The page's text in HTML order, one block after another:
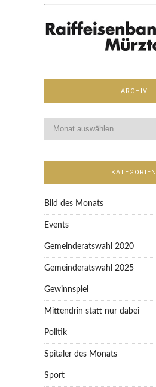
ARCHIV
KATEGORIEN
Bild des Monats
Events
Gemeinderatswahl 2020
Gemeinderatswahl 2025
Gewinnspiel
Mittendrin statt nur dabei
Politik
Spitaler des Monats
Sport